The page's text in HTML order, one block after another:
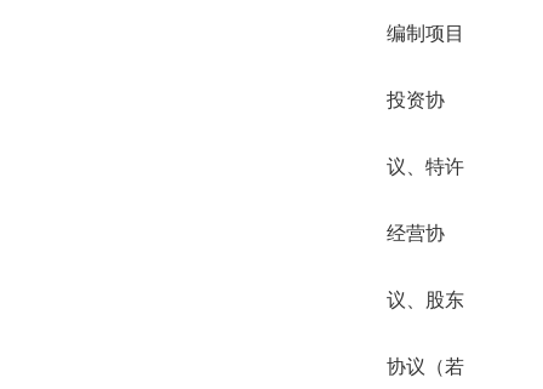
编制项目
投资协
议、特许
经营协
议、股东
协议（若